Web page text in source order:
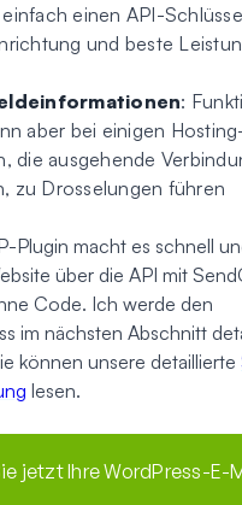
einen API-
und beste
:
aber bei einigen
die ausgehende
zu Drosselungen führen
Plugin macht es schnell
über die API mit
Code. Ich werde den
im nächsten Abschnitt
können unsere detaillierte
lesen.
jetzt Ihre WordPress-E-